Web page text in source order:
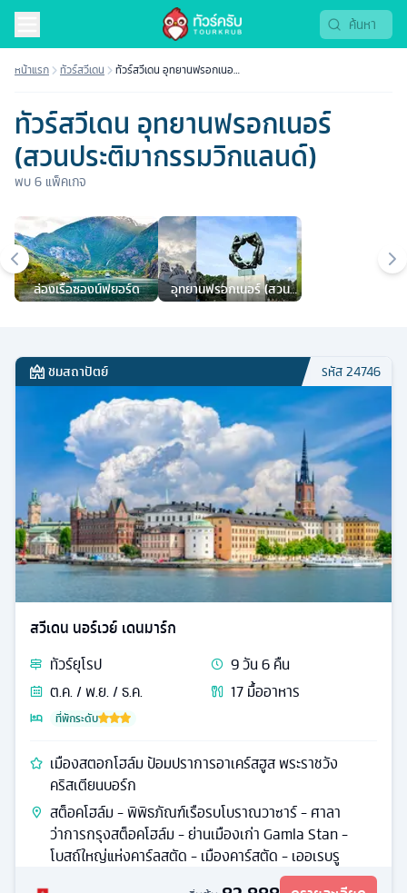
หน้าแรก ทัวร์สวีเดน
ทัวร์สวีเดน อุทยานฟรอกเนอร์
ทัวร์สวีเดน อุทยานฟรอกเนอร์
(สวนประติมากรรมวิกแลนด์)
พบ6 แพ็คเกจ
เมืองยอดนิยม
ล่องเรือซองน์ฟยอร์ด
อุทยานฟรอกเนอร์ (สวน
ประติมากรรมวิกแลนด์)
ชมสถาปัตย์ รหัส24746
สวีเดน นอร์เวย์ เดนมาร์ก
ทัวร์ยุโรป 9วัน6คืน
ต.ค. / พ.ย. / ธ.ค.
17มื้ออาหาร
ที่พักระดับ
เมืองสตอกโฮล์ม ป้อมปราการอาเคร์สฮูส พระราชวัง
คริสเตียนบอร์ก
สต็อคโฮล์ม - พิพิธภัณฑ์เรือรบโบราณวาซาร์ - ศาลา
ว่าการกรุงสต็อคโฮล์ม - ย่านเมืองเก่า Gamla Stan -
โบสถ์ใหญ่แห่งคาร์ลสตัด - เมืองคาร์สตัด - เออเรบรู